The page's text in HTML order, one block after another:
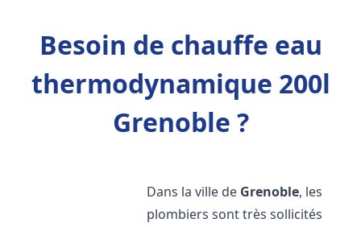
Besoin de chauffe eau
thermodynamique 200l
Grenoble ?
Dans la ville de Grenoble, les
plombiers sont très sollicités